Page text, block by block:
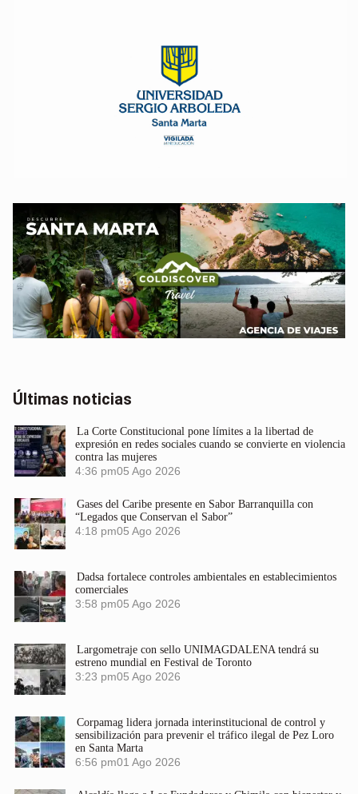
Últimas noticias
La Corte Constitucional pone límites a la libertad de
expresión en redes sociales cuando se convierte en violencia
contra las mujeres
4:36 pm05 Ago 2026
Gases del Caribe presente en Sabor Barranquilla con
“Legados que Conservan el Sabor”
4:18 pm05 Ago 2026
Dadsa fortalece controles ambientales en establecimientos
comerciales
3:58 pm05 Ago 2026
Largometraje con sello UNIMAGDALENA tendrá su
estreno mundial en Festival de Toronto
3:23 pm05 Ago 2026
Corpamag lidera jornada interinstitucional de control y
sensibilización para prevenir el tráfico ilegal de Pez Loro
en Santa Marta
6:56 pm01 Ago 2026